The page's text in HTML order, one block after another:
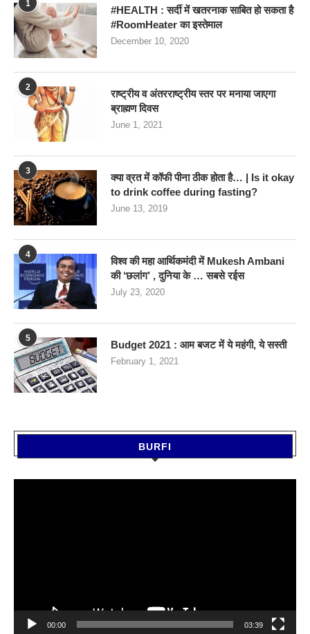
1
#HEALTH : सर्दी में खतरनाक साबित हो सकता है
#RoomHeater का इस्तेमाल
December 10, 2020
2
राष्ट्रीय व अंतरराष्ट्रीय स्तर पर मनाया जाएगा
ब्राह्मण दिवस
June 1, 2021
3
क्या व्रत में कॉफी पीना ठीक होता है… | Is it okay
to drink coffee during fasting?
June 13, 2019
4
विश्व की महा आर्थिकमंदी में Mukesh Ambani
की ‘छलांग’ , दुनिया के … सबसे रईस
July 23, 2020
5
Budget 2021 : आम बजट में ये महंगी, ये सस्‍ती
February 1, 2021
BURFI
00:00 03:39